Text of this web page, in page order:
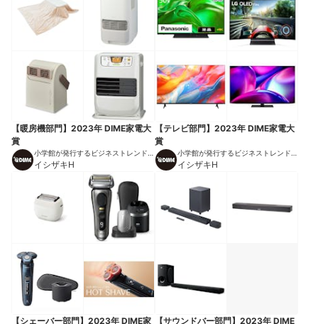
【暖房機部門】2023年 DIME家電大
賞
小学館が発行するビジネストレンドマ
ガジン
イシザキH
【テレビ部門】2023年 DIME家電大
賞
小学館が発行するビジネストレンドマ
ガジン
イシザキH
【シェーバー部門】2023年 DIME家 【サウンドバー部門】2023年 DIME